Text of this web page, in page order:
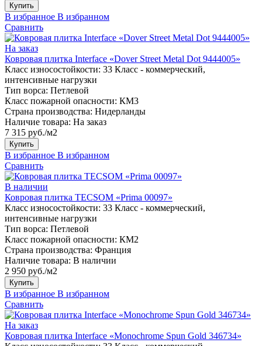
Купить
В избранное В избранном
Сравнить
На заказ
Ковровая плитка Interface «Dover Street Metal Dot 9444005»
Класс износостойкости: 33 Класс - коммерческий,
интенсивные нагрузки
Тип ворса: Петлевой
Класс пожарной опасности: КМ3
Страна производства: Нидерланды
Наличие товара: На заказ
7 315 руб./м2
Купить
В избранное В избранном
Сравнить
В наличии
Ковровая плитка TECSOM «Prima 00097»
Класс износостойкости: 33 Класс - коммерческий,
интенсивные нагрузки
Тип ворса: Петлевой
Класс пожарной опасности: КМ2
Страна производства: Франция
Наличие товара: В наличии
2 950 руб./м2
Купить
В избранное В избранном
Сравнить
На заказ
Ковровая плитка Interface «Monochrome Spun Gold 346734»